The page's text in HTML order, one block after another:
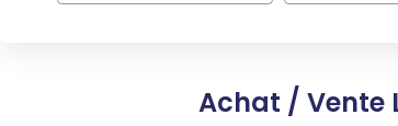
Achat / Vente